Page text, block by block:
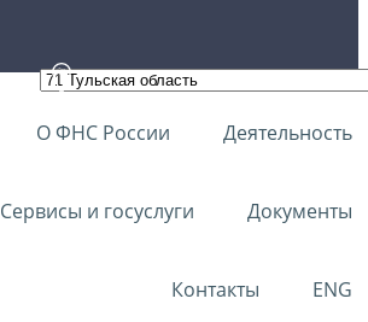
О ФНС России Деятельность
Сервисы и госуслуги Документы
Контакты ENG